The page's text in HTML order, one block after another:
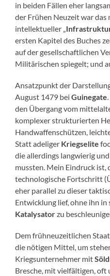
in beiden Fällen eher
der Frühen Neuzeit war
intellektueller „
ersten Kapitel des Buches
auf der gesellschaftlichen
Militärischen spiegelt; und
Ansatzpunkt der
August 1479 beiGuinegate
den Übergang vom
komplexer strukturierten
Handwaffenschützen,
Statt adeliger Kriegselite
die allerdings langwierig
mussten. Mein Eindruck ist,
technologische Fortschritt
eher parallel zu dieser
Entwicklung lief, ohne ihn
Katalysatorzu
Dem frühneuzeitlichen
die nötigen Mittel, um
Kriegsunternehmer mit
Bresche, mit vielfältigen, oft